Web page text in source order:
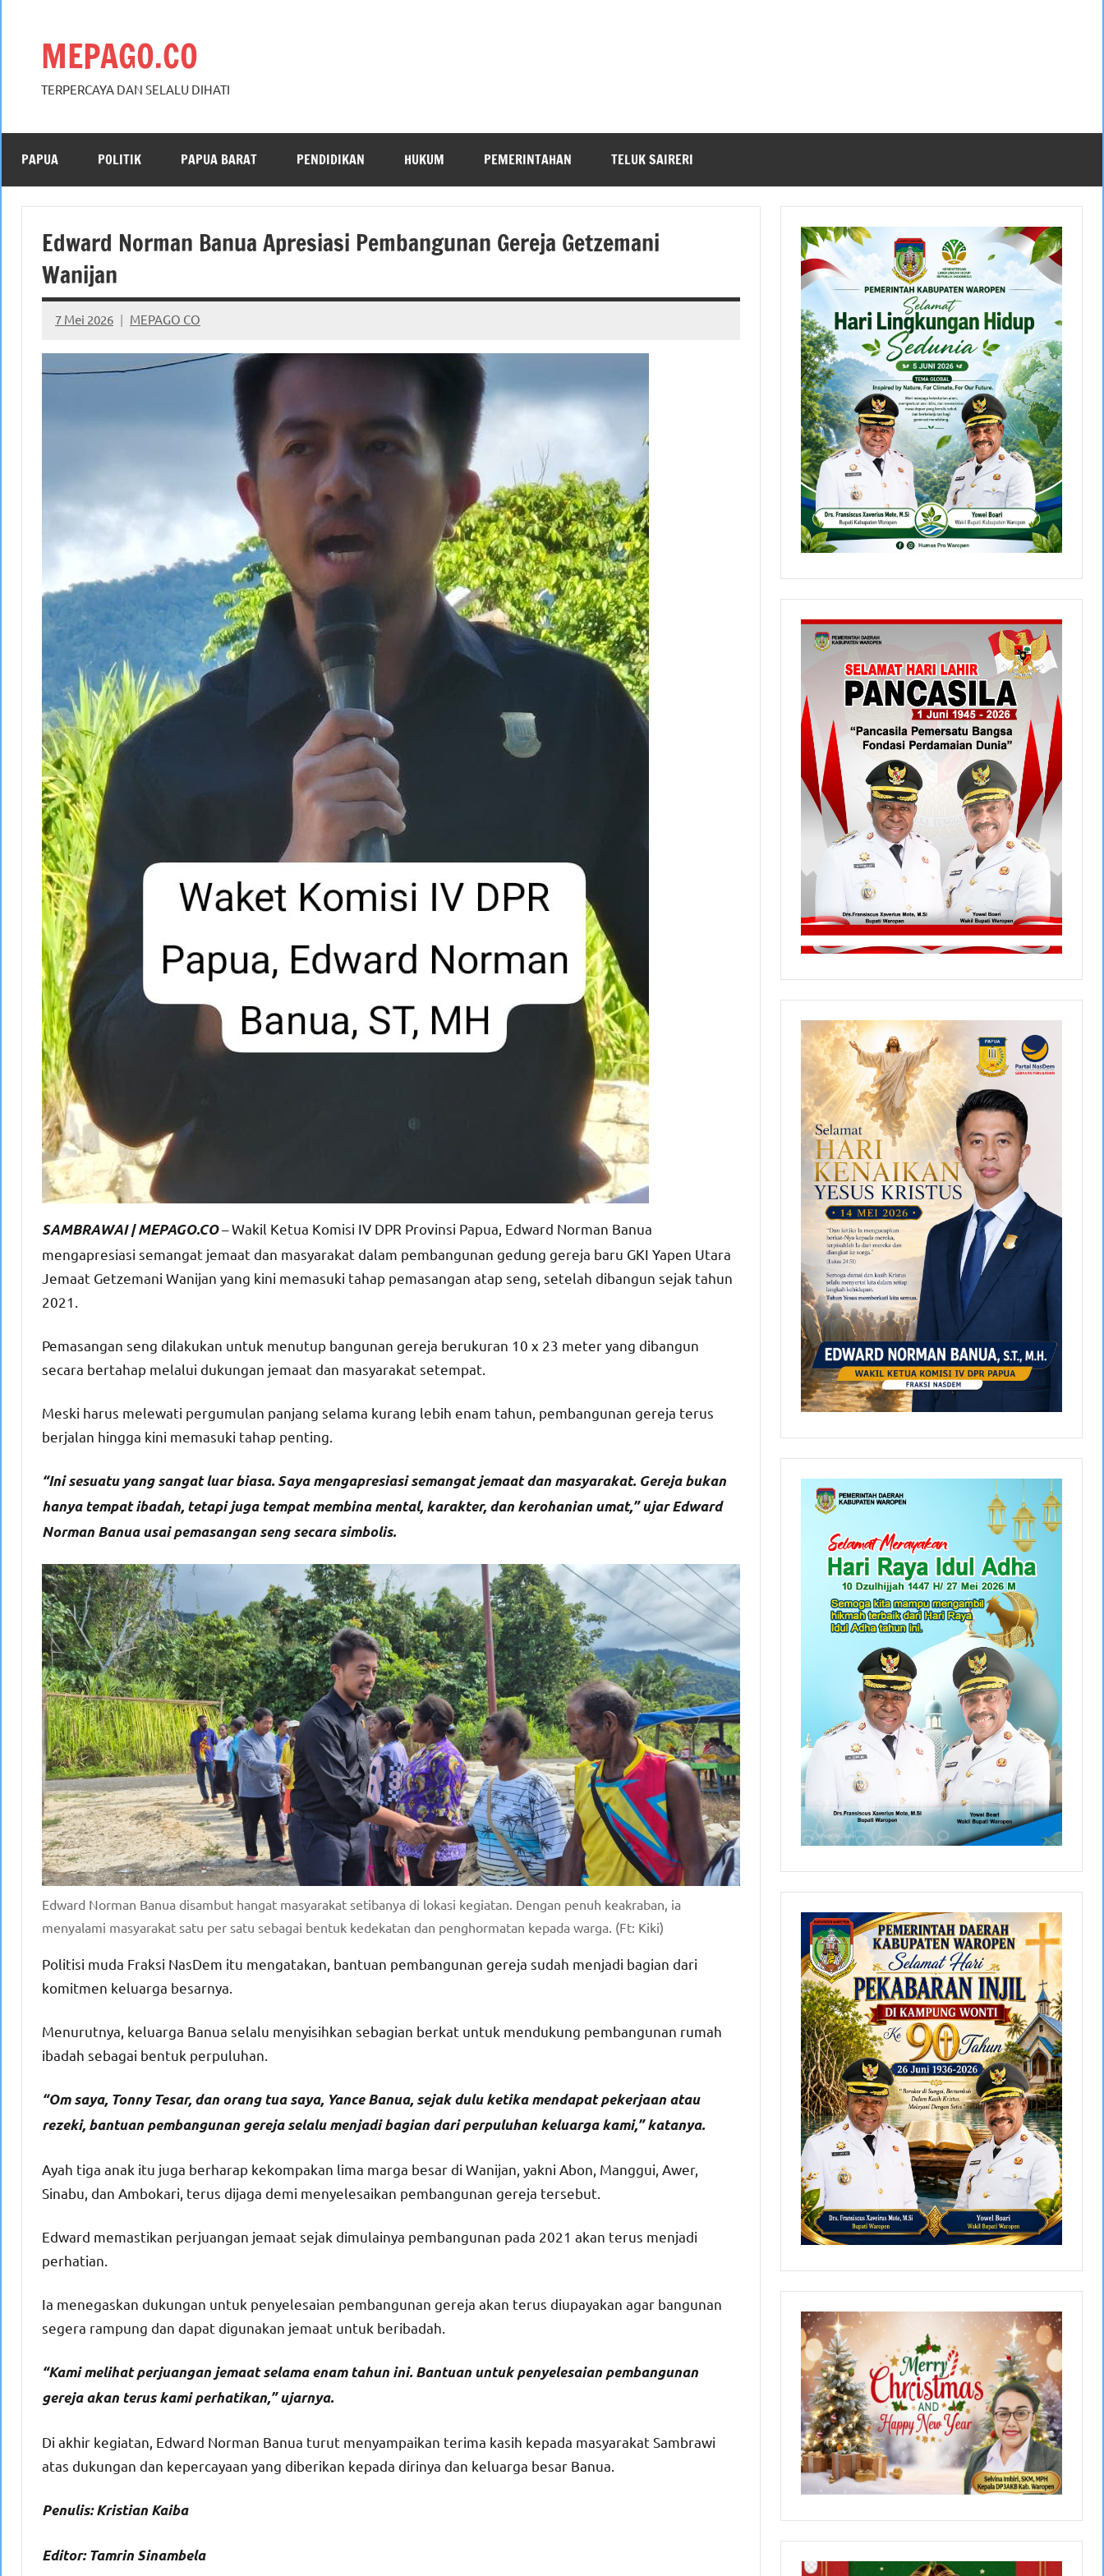
MEPAGO.CO
TERPERCAYA DAN SELALU DIHATI
PAPUA POLITIK PAPUA BARAT PENDIDIKAN HUKUM PEMERINTAHAN TELUK SAIRERI
Edward Norman Banua Apresiasi Pembangunan Gereja Getzemani
Wanijan
7 Mei 2026 MEPAGO CO
No
comments
SAMBRAWAI | MEPAGO.CO– Wakil Ketua Komisi IV DPR Provinsi Papua, Edward Norman Banua
mengapresiasi semangat jemaat dan masyarakat dalam pembangunan gedung gereja baru GKI Yapen Utara
Jemaat Getzemani Wanijan yang kini memasuki tahap pemasangan atap seng, setelah dibangun sejak tahun
2021.
Pemasangan seng dilakukan untuk menutup bangunan gereja berukuran 10 x 23 meter yang dibangun
secara bertahap melalui dukungan jemaat dan masyarakat setempat.
Meski harus melewati pergumulan panjang selama kurang lebih enam tahun, pembangunan gereja terus
berjalan hingga kini memasuki tahap penting.
“Ini sesuatu yang sangat luar biasa. Saya mengapresiasi semangat jemaat dan masyarakat. Gereja bukan
hanya tempat ibadah, tetapi juga tempat membina mental, karakter, dan kerohanian umat,” ujar Edward
Norman Banua usai pemasangan seng secara simbolis.
Edward Norman Banua disambut hangat masyarakat setibanya di lokasi kegiatan. Dengan penuh keakraban, ia
menyalami masyarakat satu per satu sebagai bentuk kedekatan dan penghormatan kepada warga. (Ft: Kiki)
Politisi muda Fraksi NasDem itu mengatakan, bantuan pembangunan gereja sudah menjadi bagian dari
komitmen keluarga besarnya.
Menurutnya, keluarga Banua selalu menyisihkan sebagian berkat untuk mendukung pembangunan rumah
ibadah sebagai bentuk perpuluhan.
“Om saya, Tonny Tesar, dan orang tua saya, Yance Banua, sejak dulu ketika mendapat pekerjaan atau
rezeki, bantuan pembangunan gereja selalu menjadi bagian dari perpuluhan keluarga kami,” katanya.
Ayah tiga anak itu juga berharap kekompakan lima marga besar di Wanijan, yakni Abon, Manggui, Awer,
Sinabu, dan Ambokari, terus dijaga demi menyelesaikan pembangunan gereja tersebut.
Edward memastikan perjuangan jemaat sejak dimulainya pembangunan pada 2021 akan terus menjadi
perhatian.
Ia menegaskan dukungan untuk penyelesaian pembangunan gereja akan terus diupayakan agar bangunan
segera rampung dan dapat digunakan jemaat untuk beribadah.
“Kami melihat perjuangan jemaat selama enam tahun ini. Bantuan untuk penyelesaian pembangunan
gereja akan terus kami perhatikan,” ujarnya.
Di akhir kegiatan, Edward Norman Banua turut menyampaikan terima kasih kepada masyarakat Sambrawi
atas dukungan dan kepercayaan yang diberikan kepada dirinya dan keluarga besar Banua.
Penulis: Kristian Kaiba
Editor: Tamrin Sinambela